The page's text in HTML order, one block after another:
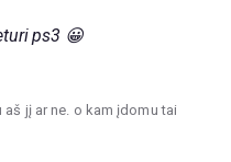
ps3 😀
aš jį ar ne. o kam įdomu tai